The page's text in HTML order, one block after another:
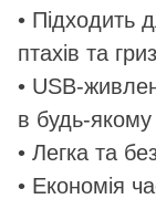
• Підходить
птахів та
• USB-
в будь-
• Легка та
• Економія